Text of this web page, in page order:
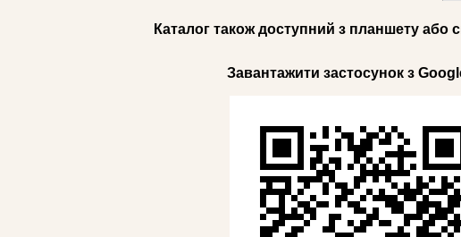
Каталог також доступний з планшету
Завантажити застосунок з